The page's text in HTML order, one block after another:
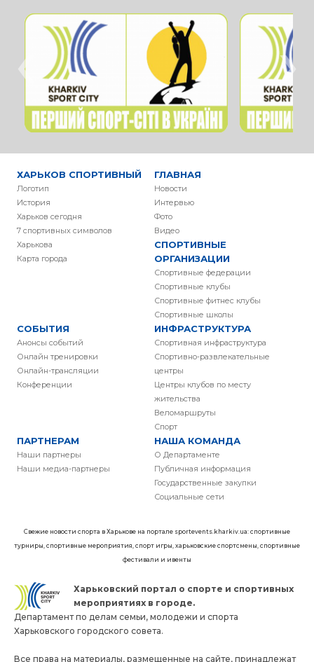
‹ ›
ХАРЬКОВ СПОРТИВНЫЙ
Логотип
История
Харьков сегодня
7 спортивных символов
Харькова
Карта города
ГЛАВНАЯ
Новости
Интервью
Фото
Видео
СПОРТИВНЫЕ
ОРГАНИЗАЦИИ
Спортивные федерации
Спортивные клубы
Спортивные фитнес клубы
Спортивные школы
СОБЫТИЯ
Анонсы событий
Онлайн тренировки
Онлайн-трансляции
Конференции
ИНФРАСТРУКТУРА
Спортивная инфраструктура
Спортивно-развлекательные
центры
Центры клубов по месту
жительства
Веломаршруты
Спорт
ПАРТНЕРАМ
Наши партнеры
Наши медиа-партнеры
НАША КОМАНДА
О Департаменте
Публичная информация
Государственные закупки
Социальные сети
Свежие новости спорта в Харькове на портале sportevents.kharkiv.ua: спортивные
турниры, спортивные мероприятия, спорт игры, харьковские спортсмены, спортивные
фестивали и ивенты
Харьковский портал о спорте и спортивных
мероприятиях в городе.
Департамент по делам семьи, молодежи и спорта
Харьковского городского совета.
Все права на материалы, размещенные на сайте, принадлежат